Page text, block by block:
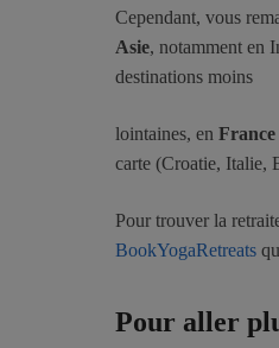
Cependant, vous
Asie, notamment en
destinations moins
lointaines, en France
carte (Croatie, Italie,
Pour trouver la
BookYogaRetreats
Pour aller